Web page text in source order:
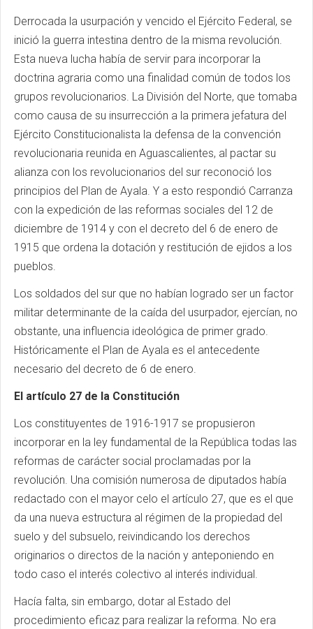
Derrocada la usurpación y vencido el Ejército Federal, se
inició la guerra intestina dentro de la misma revolución.
Esta nueva lucha había de servir para incorporar la
doctrina agraria como una finalidad común de todos los
grupos revolucionarios. La División del Norte, que tomaba
como causa de su insurrección a la primera jefatura del
Ejército Constitucionalista la defensa de la convención
revolucionaria reunida en Aguascalientes, al pactar su
alianza con los revolucionarios del sur reconoció los
principios del Plan de Ayala. Y a esto respondió Carranza
con la expedición de las reformas sociales del 12 de
diciembre de 1914 y con el decreto del 6 de enero de
1915 que ordena la dotación y restitución de ejidos a los
pueblos.
Los soldados del sur que no habían logrado ser un factor
militar determinante de la caída del usurpador, ejercían, no
obstante, una influencia ideológica de primer grado.
Históricamente el Plan de Ayala es el antecedente
necesario del decreto de 6 de enero.
El artículo 27 de la Constitución
Los constituyentes de 1916-1917 se propusieron
incorporar en la ley fundamental de la República todas las
reformas de carácter social proclamadas por la
revolución. Una comisión numerosa de diputados había
redactado con el mayor celo el artículo 27, que es el que
da una nueva estructura al régimen de la propiedad del
suelo y del subsuelo, reivindicando los derechos
originarios o directos de la nación y anteponiendo en
todo caso el interés colectivo al interés individual.
Hacía falta, sin embargo, dotar al Estado del
procedimiento eficaz para realizar la reforma. No era